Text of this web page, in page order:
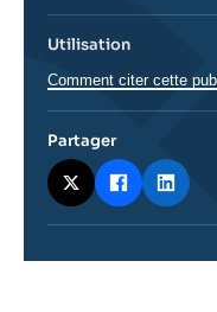
Utilisation
Comment citer cette
Partager